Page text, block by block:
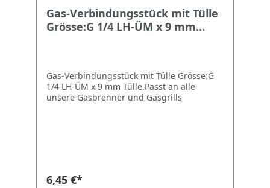
Gas-Verbindungsstück mit Tülle
Grösse:G 1/4 LH-ÜM x 9 mm
Gas-Verbindungsstück mit Tülle Grösse:G
1/4 LH-ÜM x 9 mm Tülle.Passt an alle
unsere Gasbrenner und Gasgrills
6,45 €*